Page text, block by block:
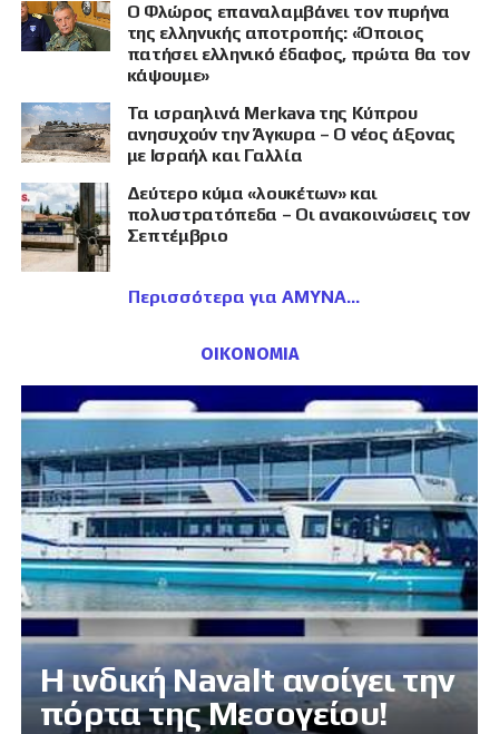
Ο Φλώρος επαναλαμβάνει τον πυρήνα
της ελληνικής αποτροπής: «Όποιος
πατήσει ελληνικό έδαφος, πρώτα θα τον
κάψουμε»
Τα ισραηλινά Merkava της Κύπρου
ανησυχούν την Άγκυρα – Ο νέος άξονας
με Ισραήλ και Γαλλία
Δεύτερο κύμα «λουκέτων» και
πολυστρατόπεδα – Οι ανακοινώσεις τον
Σεπτέμβριο
Περισσότερα για ΑΜΥΝΑ
ΟΙΚΟΝΟΜΙΑ
Η ινδική Navalt ανοίγει την
πόρτα της Μεσογείου!